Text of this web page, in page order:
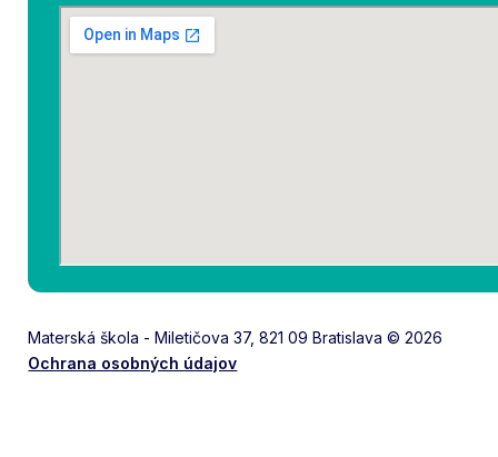
Materská škola - Miletičova 37, 821 09 Bratislava © 2026
Ochrana osobných údajov